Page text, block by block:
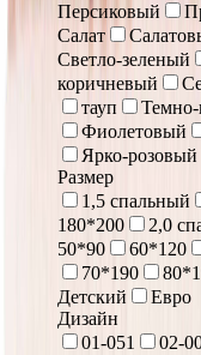
Персиковый
Салат
Светло-зеленый
коричневый
тауп
Фиолетовый
Ярко-розовый
Размер
1,5 спальный
180*200
2,0
50*90
60*120
70*190
Детский
Евро
Дизайн
01-051
02-